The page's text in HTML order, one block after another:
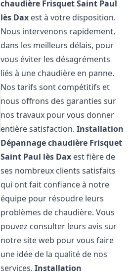
chaudière FrisquetSaint Paul
lès Dax est à votre disposition.
Nous intervenons rapidement,
dans les meilleurs délais, pour
vous éviter les désagréments
liés à une chaudière en panne.
Nos tarifs sont compétitifs et
nous offrons des garanties sur
nos travaux pour vous donner
entière satisfaction.Installation
Dépannage chaudière Frisquet
Saint Paul lès Dax est fière de
ses nombreux clients satisfaits
qui ont fait confiance à notre
équipe pour résoudre leurs
problèmes de chaudière. Vous
pouvez consulter leurs avis sur
notre site web pour vous faire
une idée de la qualité de nos
services.Installation